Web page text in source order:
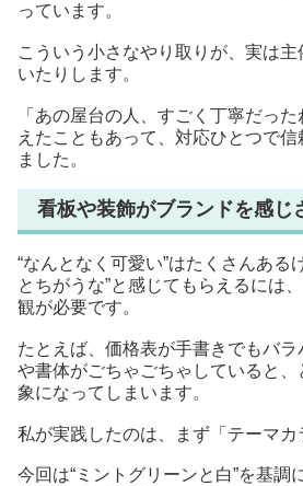
っています。
こういう小さなやり取りが、実は
いたりします。
「あの屋台の人、すごく丁寧だっ
えたこともあって、対応ひとつで
ました。
看板や装飾がブランドを感じ
“なんとなく可愛い”はたくさんある
とちがうな”と感じてもらえるには
観が必要です。
たとえば、価格表が手書きでもバ
や書体がごちゃごちゃしていると
象になってしまいます。
私が実践したのは、まず「テーマカ
今回は“ミントグリーンと白”を基調